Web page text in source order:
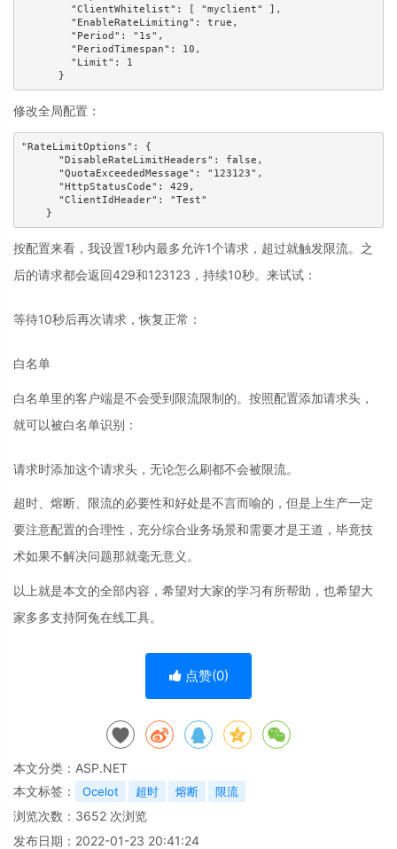
        "ClientWhitelist": [ "myclient" ],
        "EnableRateLimiting": true,
        "Period": "1s",
        "PeriodTimespan": 10,
        "Limit": 1
      }
修改全局配置：
"RateLimitOptions": {
      "DisableRateLimitHeaders": false,
      "QuotaExceededMessage": "123123",
      "HttpStatusCode": 429,
      "ClientIdHeader": "Test"
    }
按配置来看，我设置1秒内最多允许1个请求，超过就触发限流。之
后的请求都会返回429和123123，持续10秒。来试试：
等待10秒后再次请求，恢复正常：
白名单
白名单里的客户端是不会受到限流限制的。按照配置添加请求头，
就可以被白名单识别：
请求时添加这个请求头，无论怎么刷都不会被限流。
超时、熔断、限流的必要性和好处是不言而喻的，但是上生产一定
要注意配置的合理性，充分综合业务场景和需要才是王道，毕竟技
术如果不解决问题那就毫无意义。
以上就是本文的全部内容，希望对大家的学习有所帮助，也希望大
家多多支持阿兔在线工具。
点赞(0)
本文分类： ASP.NET
本文标签：
Ocelot 超时 熔断 限流
浏览次数： 3652 次浏览
发布日期：2022-01-23 20:41:24